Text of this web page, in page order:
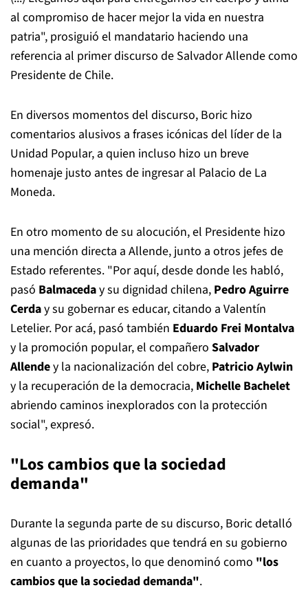
al compromiso de hacer mejor la vida en nuestra
patria", prosiguió el mandatario haciendo una
referencia al primer discurso de Salvador Allende como
Presidente de Chile.
En diversos momentos del discurso, Boric hizo
comentarios alusivos a frases icónicas del líder de la
Unidad Popular, a quien incluso hizo un breve
homenaje justo antes de ingresar al Palacio de La
Moneda.
En otro momento de su alocución, el Presidente hizo
una mención directa a Allende, junto a otros jefes de
Estado referentes. "Por aquí, desde donde les habló,
pasó Balmaceday su dignidad chilena, Pedro Aguirre
Cerday su gobernar es educar, citando a Valentín
Letelier. Por acá, pasó también Eduardo Frei Montalva
y la promoción popular, el compañero Salvador
Allendey la nacionalización del cobre, Patricio Aylwin
y la recuperación de la democracia, Michelle Bachelet
abriendo caminos inexplorados con la protección
social", expresó.
"Los cambios que la sociedad
demanda"
Durante la segunda parte de su discurso, Boric detalló
algunas de las prioridades que tendrá en su gobierno
en cuanto a proyectos, lo que denominó como "los
cambios que la sociedad demanda".